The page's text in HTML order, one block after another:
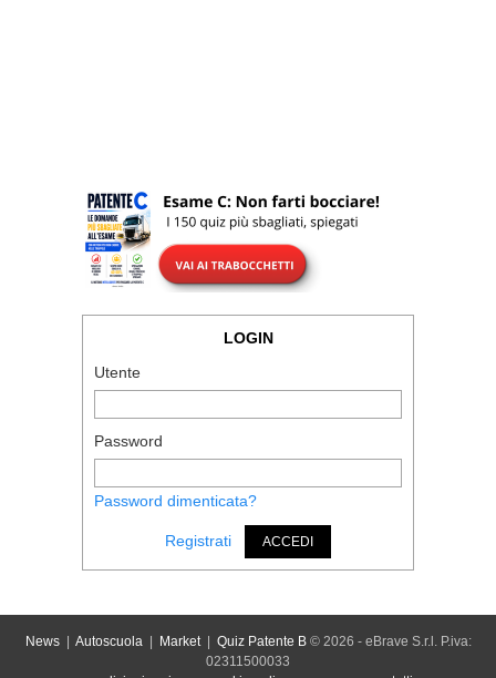
LOGIN
Utente
Password
Password dimenticata?
Registrati ACCEDI
News| Autoscuola| Market| Quiz Patente B© 2026 - eBrave S.r.l. P.iva:
02311500033